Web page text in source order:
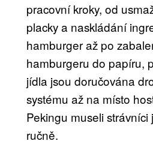
pracovní kroky, od
placky a naskládání
hamburger až po
hamburgeru do papíru,
jídla jsou doručována
systému až na místo
Pekingu museli
ručně.